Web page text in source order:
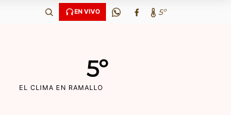
| EN VIVO 5º
5º
EL CLIMA EN RAMALLO